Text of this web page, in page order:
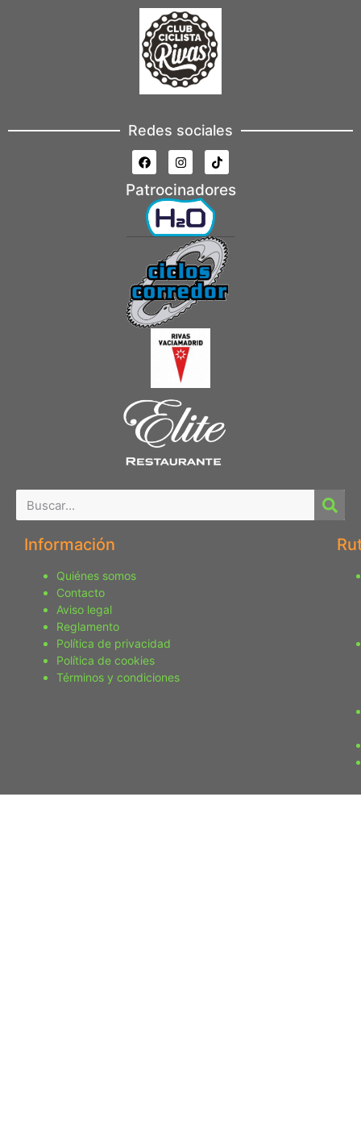
Redes sociales
Patrocinadores
Información
Quiénes somos
Contacto
Aviso legal
Reglamento
Política de privacidad
Política de cookies
Términos y condiciones